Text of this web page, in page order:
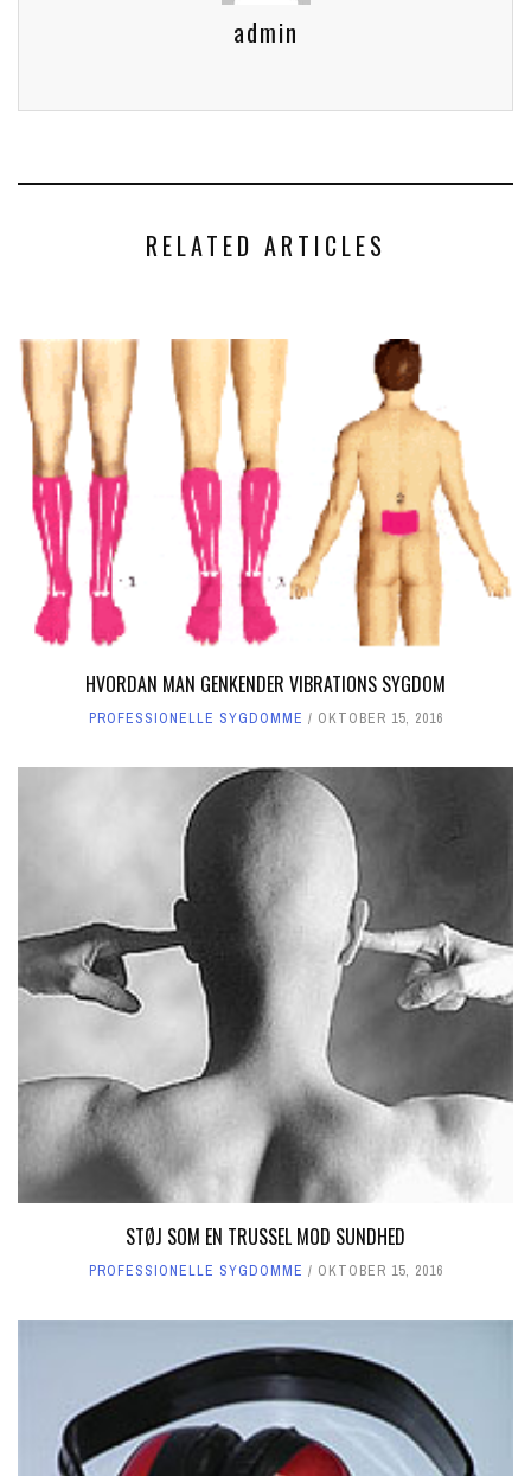
admin
RELATED ARTICLES
HVORDAN MAN GENKENDER VIBRATIONS SYGDOM
PROFESSIONELLE SYGDOMME OKTOBER 15, 2016
STØJ SOM EN TRUSSEL MOD SUNDHED
PROFESSIONELLE SYGDOMME OKTOBER 15, 2016